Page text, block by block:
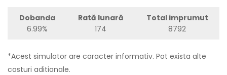
Dobanda
6.99%
Rată lunară
174
Total imprumut
8792
*Acest simulator are caracter informativ. Pot exista alte
costuri aditionale.